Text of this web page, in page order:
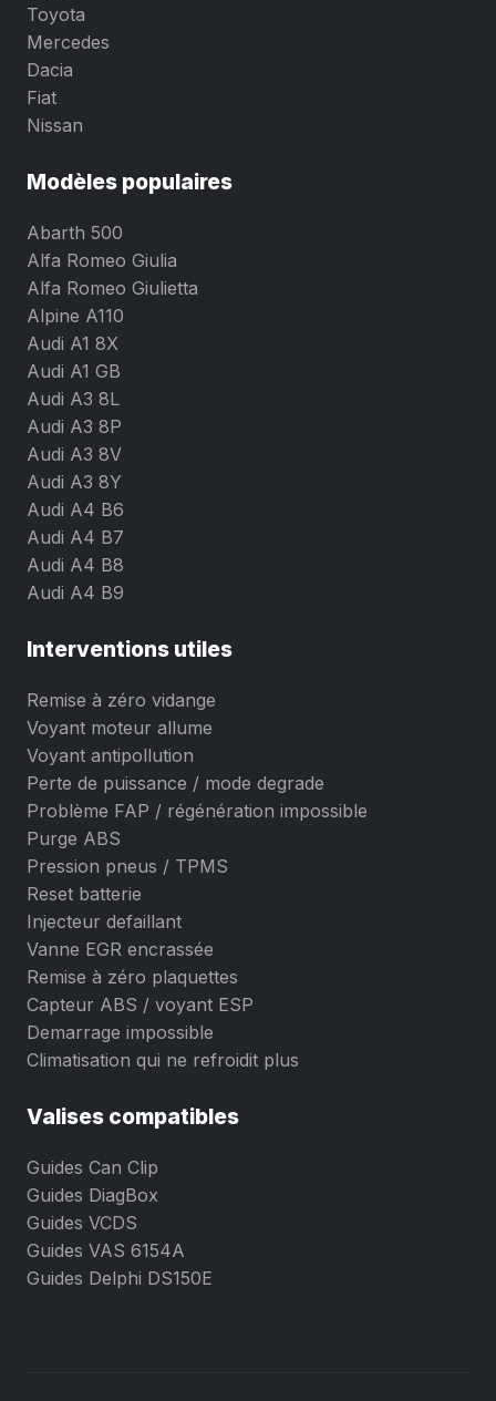
Toyota
Mercedes
Dacia
Fiat
Nissan
Modèles populaires
Abarth 500
Alfa Romeo Giulia
Alfa Romeo Giulietta
Alpine A110
Audi A1 8X
Audi A1 GB
Audi A3 8L
Audi A3 8P
Audi A3 8V
Audi A3 8Y
Audi A4 B6
Audi A4 B7
Audi A4 B8
Audi A4 B9
Interventions utiles
Remise à zéro vidange
Voyant moteur allume
Voyant antipollution
Perte de puissance / mode degrade
Problème FAP / régénération impossible
Purge ABS
Pression pneus / TPMS
Reset batterie
Injecteur defaillant
Vanne EGR encrassée
Remise à zéro plaquettes
Capteur ABS / voyant ESP
Demarrage impossible
Climatisation qui ne refroidit plus
Valises compatibles
Guides Can Clip
Guides DiagBox
Guides VCDS
Guides VAS 6154A
Guides Delphi DS150E